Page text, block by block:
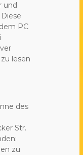
und
PC
lesen
des
Str.
zu